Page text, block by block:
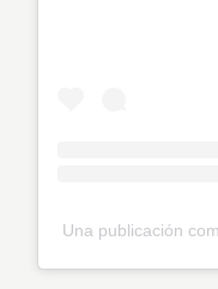
Una publicación